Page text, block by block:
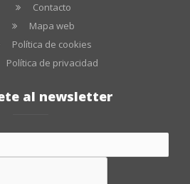
Contacto
Mapa web
Política de cookies
Política de privacidad
al newsletter